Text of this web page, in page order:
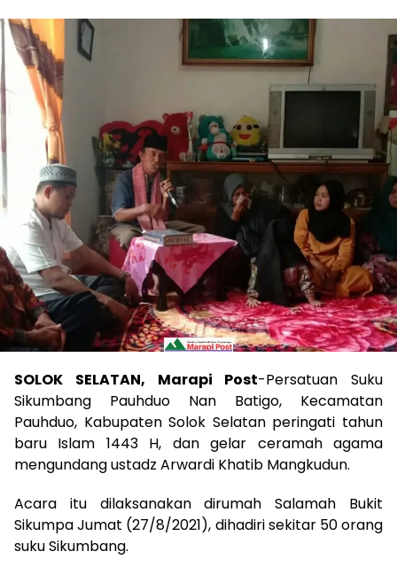
SOLOK SELATAN, Marapi Post-Persatuan Suku
Sikumbang Pauhduo Nan Batigo, Kecamatan
Pauhduo, Kabupaten Solok Selatan peringati tahun
baru Islam 1443 H, dan gelar ceramah agama
mengundang ustadz Arwardi Khatib Mangkudun.
Acara itu dilaksanakan dirumah Salamah Bukit
Sikumpa Jumat (27/8/2021), dihadiri sekitar 50 orang
suku Sikumbang.